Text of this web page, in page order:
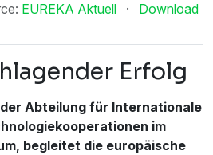
EUREKA Aktuell ·
Download
Erfolg
Abteilung für Internationale
im
begleitet die europäische